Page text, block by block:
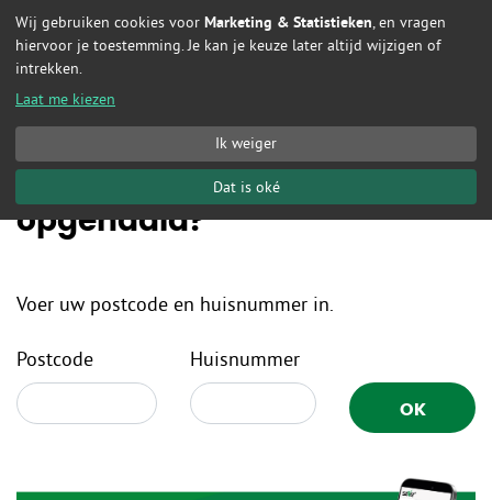
Naar hoofdinhoud
Wanneer wordt mijn afval
opgehaald?
Voer uw postcode en huisnummer in.
Postcode Huisnummer
OK
Wij gebruiken cookies voor Marketing & Statistieken, en vragen
hiervoor je toestemming. Je kan je keuze later altijd wijzigen of
intrekken.
Laat me kiezen
Ik weiger
Dat is oké